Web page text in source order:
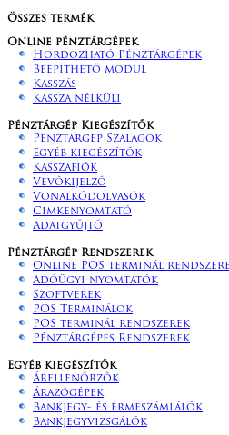
Összes termék
Online pénztárgépek
Hordozható Pénztárgépek
Beépíthető modul
Kasszás
Kassza nélküli
Pénztárgép Kiegészítők
Pénztárgép Szalagok
Egyéb kiegészítők
Kasszafiók
Vevőkijelző
Vonalkódolvasók
Cimkenyomtató
Adatgyűjtő
Pénztárgép Rendszerek
Online POS terminál
Adóügyi nyomtatók
Szoftverek
POS Terminálok
POS terminál rendszerek
Pénztárgépes Rendszerek
Egyéb kiegészítők
Árellenőrzők
Árazógépek
Bankjegy- és érmeszámlálók
Bankjegyvizsgálók